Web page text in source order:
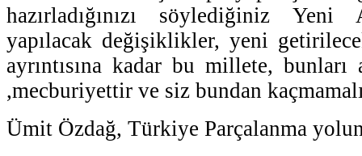
hazırladığınızı söylediğiniz Yeni
yapılacak değişiklikler, yeni
ayrıntısına kadar bu millete, bunları
,mecburiyettir ve siz bundan
Ümit Özdağ, Türkiye Parçalanma